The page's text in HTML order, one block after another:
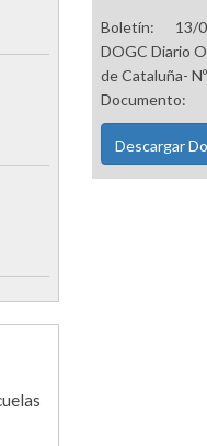
Boletín:
13/
DOGC Diario
de Cataluña-
Documento:
Descargar